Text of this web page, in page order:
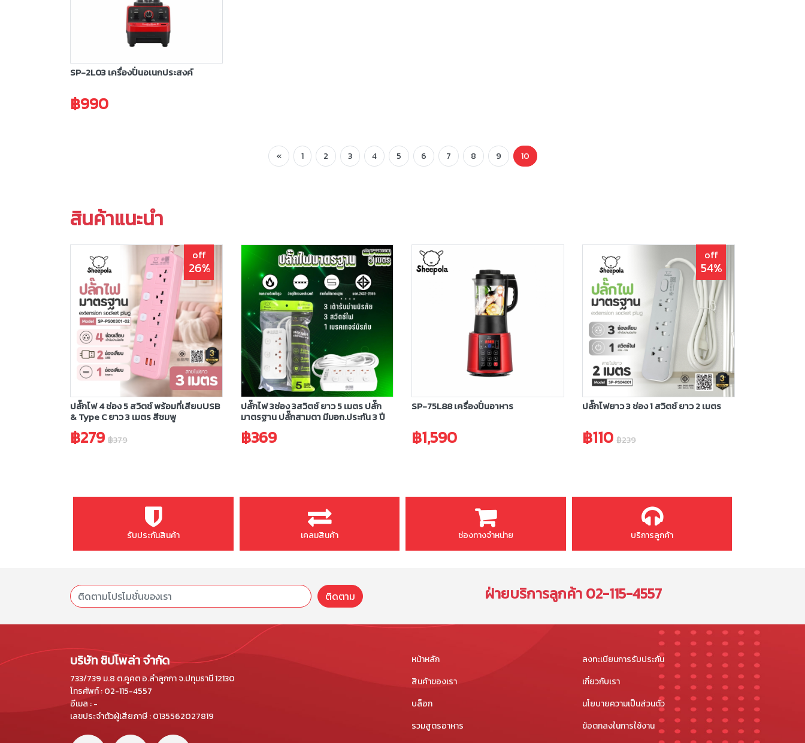
SP-2L03 เครื่องปั่นอเนกประสงค์
฿990
« 1 2 3 4 5 6 7 8 9 10
สินค้าแนะนำ
off
26%
ปลั๊กไฟ 4 ช่อง 5 สวิตช์ พร้อมที่เสียบUSB
& Type C ยาว 3 เมตร สีชมพู
฿279 ฿379
ปลั๊กไฟ 3ช่อง 3สวิตช์ ยาว 5 เมตร ปลั๊ก
มาตรฐาน ปลั๊กสามตา มีมอก.ประกัน 3 ปี
฿369
SP-75L88 เครื่องปั่นอาหาร
฿1,590
off
54%
ปลั๊กไฟยาว 3 ช่อง 1 สวิตช์ ยาว 2 เมตร
฿110 ฿239
รับประกันสินค้า เคลมสินค้า ช่องทางจำหน่าย บริการลูกค้า
ติดตาม ฝ่ายบริการลูกค้า 02-115-4557
บริษัท ชิปโพล่า จำกัด
733/739 ม.8 ต.คูคต อ.ลำลูกกา จ.ปทุมธานี 12130
โทรศัพท์ : 02-115-4557
อีเมล : -
เลขประจำตัวผู้เสียภาษี : 0135562027819
หน้าหลัก
สินค้าของเรา
บล็อก
รวมสูตรอาหาร
ลงทะเบียนการรับประกัน
เกี่ยวกับเรา
นโยบายความเป็นส่วนตัว
ข้อตกลงในการใช้งาน